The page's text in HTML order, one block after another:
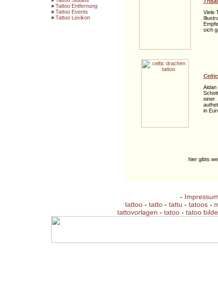
» Tattoo Entfernung
» Tattoo Events
» Tattoo Lexikon
Viele
sich
einer
in
hier gibts
-
tattoo - tatto - tattu - tatoos -
tattovorlagen - tatoo- tatoo